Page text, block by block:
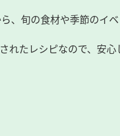
、旬の食材や季節のイ
たレシピなので、安心